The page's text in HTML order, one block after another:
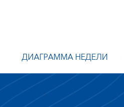
ДИАГРАММА НЕДЕЛИ